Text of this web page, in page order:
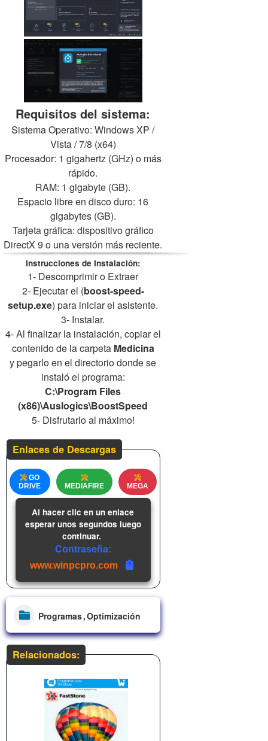
Requisitos del sistema:
Sistema Operativo: Windows XP /
Vista / 7/8 (x64)
Procesador: 1 gigahertz (GHz) o más
rápido.
RAM: 1 gigabyte (GB).
Espacio libre en disco duro: 16
gigabytes (GB).
Tarjeta gráfica: dispositivo gráfico
DirectX 9 o una versión más reciente.
Instrucciones de Instalación:
1- Descomprimir o Extraer
2- Ejecutar el (boost-speed-
setup.exe) para iniciar el asistente.
3- Instalar.
4- Al finalizar la instalación, copiar el
contenido de la carpeta Medicina
y pegarlo en el directorio donde se
instaló el programa:
C:\Program Files
(x86)\Auslogics\BoostSpeed
5- Disfrutarlo al máximo!
Enlaces de Descargas
GO
DRIVE
MEDIAFIRE MEGA
Al hacer clic en un enlace
esperar unos segundos luego
continuar.
Contraseña:
www.winpcpro.com
Programas Optimización
Relacionados: